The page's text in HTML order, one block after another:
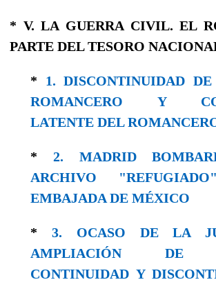
* V. LA GUERRA CIVIL. EL
PARTE DEL TESORO
* 1. DISCONTINUIDAD
ROMANCERO Y
LATENTE DEL
* 2. MADRID
ARCHIVO
EMBAJADA DE MÉXICO
* 3. OCASO DE LA
AMPLIACIÓN DE
CONTINUIDAD Y